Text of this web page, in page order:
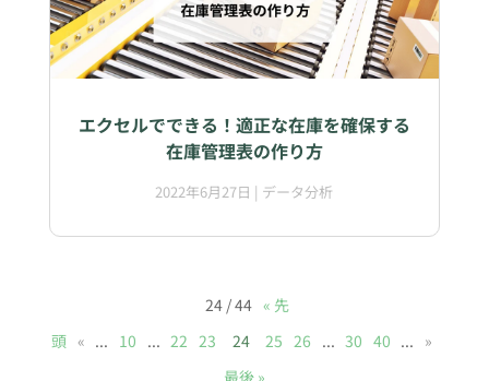
エクセルでできる！適正な在庫を確保する
在庫管理表の作り方
2022年6月27日 | データ分析
24 / 44 « 先
頭 « ... 10 ... 22 23 24 25 26 ... 30 40 ... »